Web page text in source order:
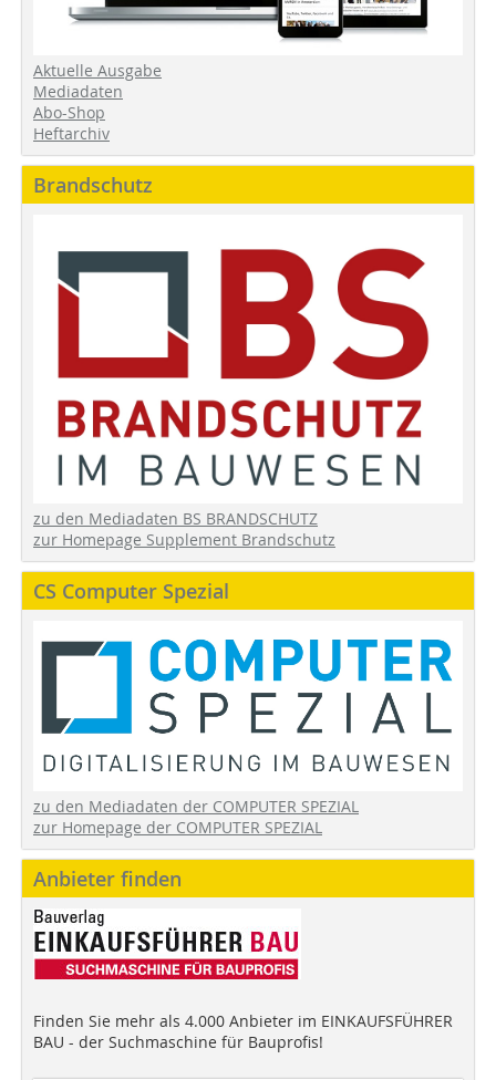
Aktuelle Ausgabe
Mediadaten
Abo-Shop
Heftarchiv
Brandschutz
zu den Mediadaten BS BRANDSCHUTZ
zur Homepage Supplement Brandschutz
CS Computer Spezial
zu den Mediadaten der COMPUTER SPEZIAL
zur Homepage der COMPUTER SPEZIAL
Anbieter finden
Finden Sie mehr als 4.000 Anbieter im EINKAUFSFÜHRER
BAU - der Suchmaschine für Bauprofis!